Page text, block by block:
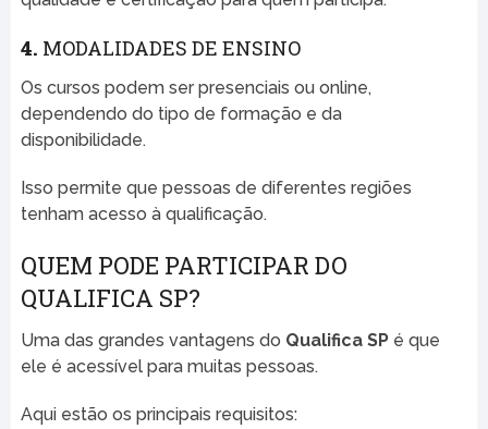
4. MODALIDADES DE ENSINO
Os cursos podem ser presenciais ou online,
dependendo do tipo de formação e da
disponibilidade.
Isso permite que pessoas de diferentes regiões
tenham acesso à qualificação.
QUEM PODE PARTICIPAR DO
QUALIFICA SP?
Uma das grandes vantagens do Qualifica SPé que
ele é acessível para muitas pessoas.
Aqui estão os principais requisitos: